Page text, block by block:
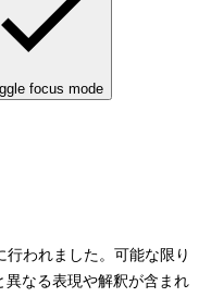
focus mode
われました。可能な限り
異なる表現や解釈が含まれ